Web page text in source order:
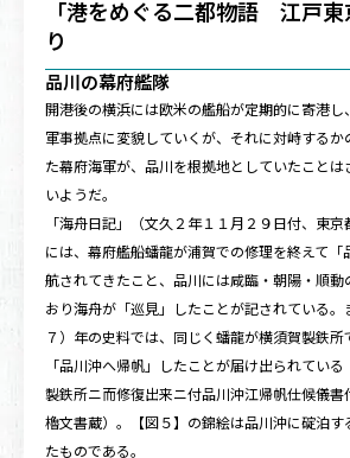
「港をめぐる二都物語 江戸東
り
品川の幕府艦隊
開港後の横浜には欧米の艦船が定期的に寄港
軍事拠点に変貌していくが、それに対峙するか
た幕府海軍が、品川を根拠地としていたこと
いようだ。
「海舟日記」（文久２年１１月２９日付、東京
には、幕府艦船蟠龍が浦賀での修理を終えて「
航されてきたこと、品川には咸臨・朝陽・順動
おり海舟が「巡見」したことが記されている。
７）年の史料では、同じく蟠龍が横須賀製鉄所
「品川沖へ帰帆」したことが届け出られてい
製鉄所ニ而修復出来ニ付品川沖江帰帆仕候儀書
櫓文書蔵）。【図５】の錦絵は品川沖に碇泊
たものである。